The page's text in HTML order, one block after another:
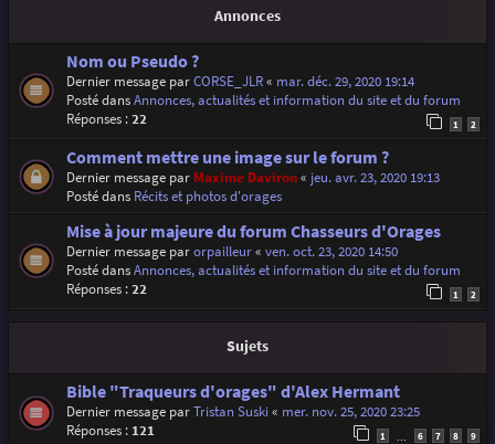
r
Annonces
Nom ou Pseudo ?
Dernier message parCORSE_JLR« mar. déc. 29, 2020 19:14
Posté dansAnnonces, actualités et information du site et du forum
Réponses :22 1 2
Comment mettre une image sur le forum ?
Dernier message par Maxime Daviron« jeu. avr. 23, 2020 19:13
Posté dans Récits et photos d'orages
Mise à jour majeure du forum Chasseurs d'Orages
Dernier message parorpailleur« ven. oct. 23, 2020 14:50
Posté dansAnnonces, actualités et information du site et du forum
Réponses :22 1 2
Sujets
Bible "Traqueurs d'orages" d'Alex Hermant
Dernier message parTristan Suski« mer. nov. 25, 2020 23:25
Réponses : 121 1 6 7 8 9